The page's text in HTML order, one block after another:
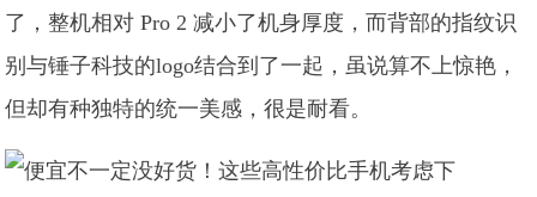
了，整机相对 Pro 2 减小了机身厚度，而背部的指纹识
别与锤子科技的logo结合到了一起，虽说算不上惊艳，
但却有种独特的统一美感，很是耐看。